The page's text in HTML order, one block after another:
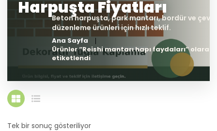
Ana Sayfa
Ürünler “Reishi mantarı hapı faydaları” olarak
etiketlendi
Tek bir sonuç gösteriliyor